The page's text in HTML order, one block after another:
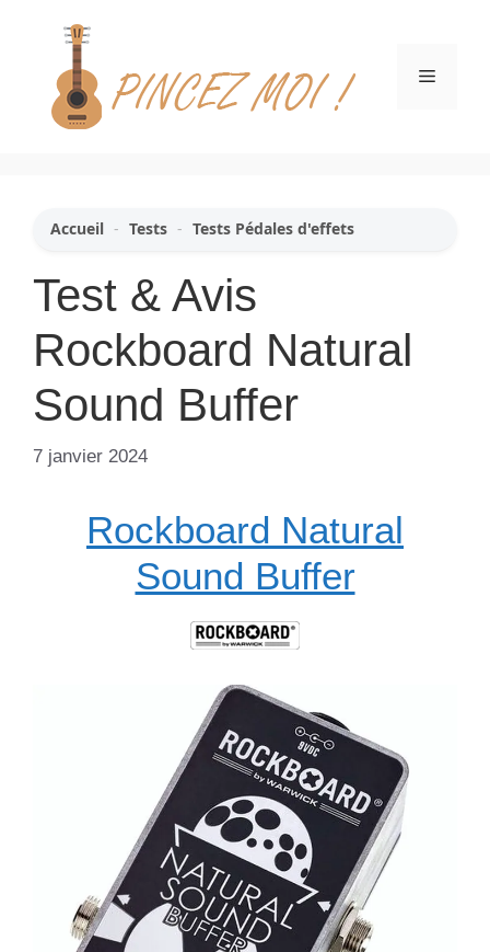
contenu
Menu
Accueil - Tests - Tests Pédales d'effets
Test & Avis
Rockboard Natural
Sound Buffer
7 janvier 2024
Rockboard Natural
Sound Buffer